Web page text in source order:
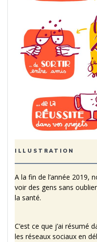
ILLUSTRATION
A la fin de l’année 2019,
voir des gens sans
la santé.
C’est ce que j’ai
les réseaux sociaux en